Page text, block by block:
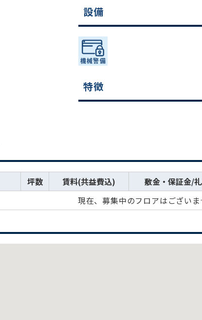
設備
特徴
坪数 賃料(共益費込) 敷金・保証金/
現在、募集中のフロアはございま